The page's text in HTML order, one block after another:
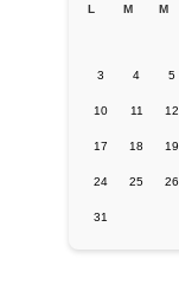
L M M
3 4 5
10 11 12
17 18 19
24 25 26
31